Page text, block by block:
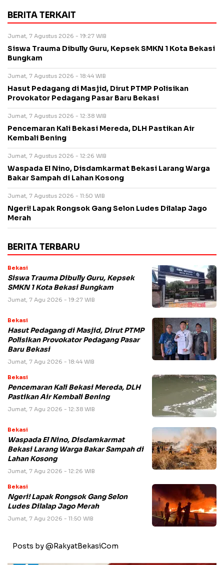
BERITA TERKAIT
Jumat, 7 Agustus 2026 - 19:27 WIB
Siswa Trauma Dibully Guru, Kepsek SMKN 1 Kota Bekasi
Bungkam
Jumat, 7 Agustus 2026 - 18:44 WIB
Hasut Pedagang di Masjid, Dirut PTMP Polisikan
Provokator Pedagang Pasar Baru Bekasi
Jumat, 7 Agustus 2026 - 12:38 WIB
Pencemaran Kali Bekasi Mereda, DLH Pastikan Air
Kembali Bening
Jumat, 7 Agustus 2026 - 12:26 WIB
Waspada El Nino, Disdamkarmat Bekasi Larang Warga
Bakar Sampah di Lahan Kosong
Jumat, 7 Agustus 2026 - 11:50 WIB
Ngeri! Lapak Rongsok Gang Selon Ludes Dilalap Jago
Merah
BERITA TERBARU
Bekasi
Siswa Trauma Dibully Guru, Kepsek
SMKN 1 Kota Bekasi Bungkam
Jumat, 7 Agu 2026 - 19:27 WIB
Bekasi
Hasut Pedagang di Masjid, Dirut PTMP
Polisikan Provokator Pedagang Pasar
Baru Bekasi
Jumat, 7 Agu 2026 - 18:44 WIB
Bekasi
Pencemaran Kali Bekasi Mereda, DLH
Pastikan Air Kembali Bening
Jumat, 7 Agu 2026 - 12:38 WIB
Bekasi
Waspada El Nino, Disdamkarmat
Bekasi Larang Warga Bakar Sampah di
Lahan Kosong
Jumat, 7 Agu 2026 - 12:26 WIB
Bekasi
Ngeri! Lapak Rongsok Gang Selon
Ludes Dilalap Jago Merah
Jumat, 7 Agu 2026 - 11:50 WIB
Posts by @RakyatBekasiCom